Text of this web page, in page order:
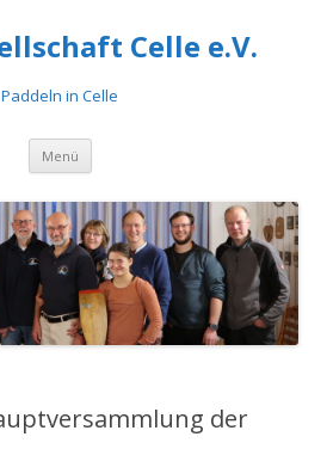
Celle e.V.
Paddeln in Celle
Menü Zum
springen
der